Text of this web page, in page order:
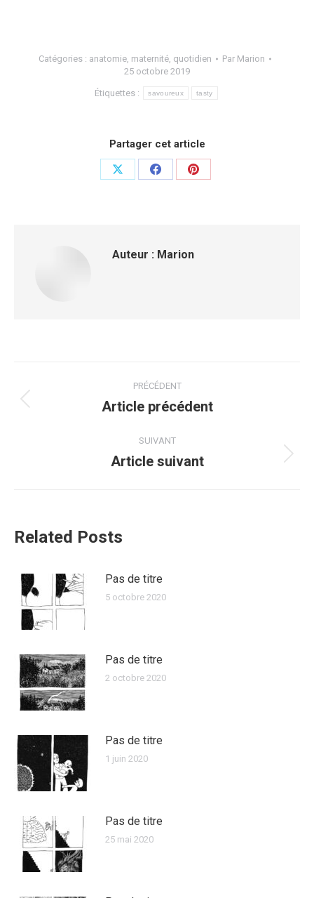
Catégories : anatomie, maternité, quotidien Par Marion
25 octobre 2019
Étiquettes : savoureux tasty
Partager cet article
Auteur : Marion
PRÉCÉDENT
Article précédent
SUIVANT
Article suivant
Related Posts
Pas de titre
5 octobre 2020
Pas de titre
2 octobre 2020
Pas de titre
1 juin 2020
Pas de titre
25 mai 2020